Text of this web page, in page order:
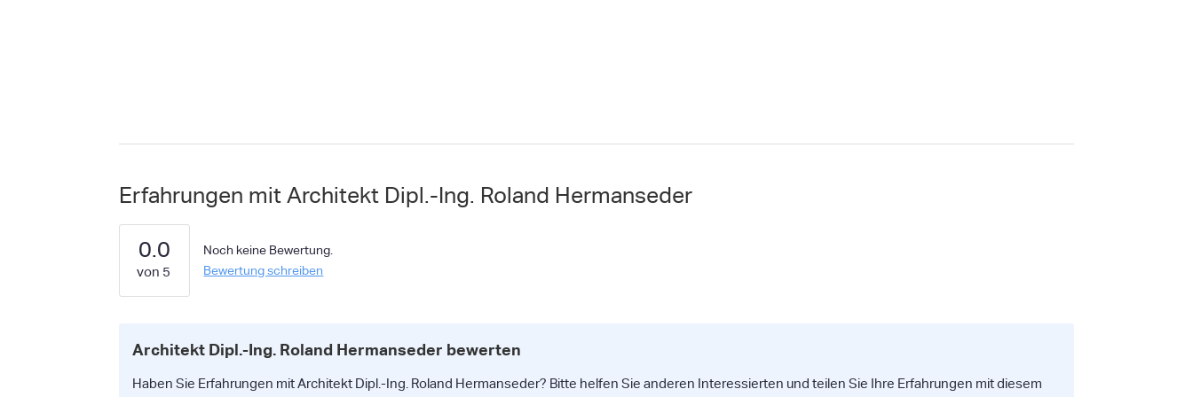
Erfahrungen mit Architekt Dipl.-Ing. Roland Hermanseder
0.0
Noch keine Bewertung.
Bewertung schreiben
Architekt Dipl.-Ing. Roland Hermanseder bewerten
Haben Sie Erfahrungen mit Architekt Dipl.-Ing. Roland Hermanseder? Bitte helfen Sie anderen Interessierten und teilen Sie Ihre Erfahrungen mit diesem